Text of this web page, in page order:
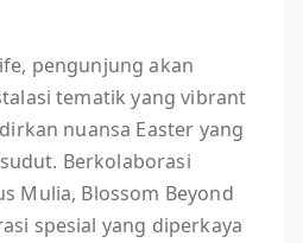
pengunjung akan
tematik yang vibrant
nuansa Easter yang
Berkolaborasi
Mulia, Blossom Beyond
spesial yang diperkaya